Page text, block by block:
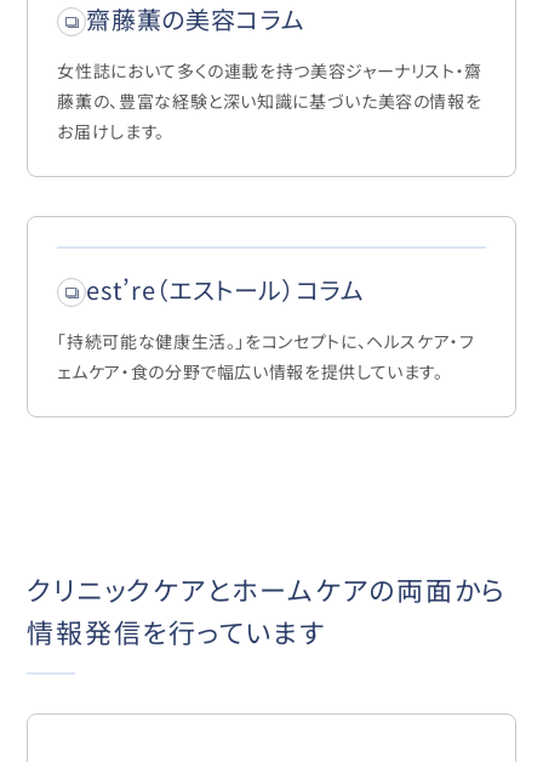
齋藤薫の美容コラム
女性誌において多くの連載を持つ美容ジャーナリスト・齋
藤薫の、豊富な経験と深い知識に基づいた美容の情報を
お届けします。
est’re（エストール）コラム
「持続可能な健康生活。」をコンセプトに、ヘルスケア・フ
ェムケア・食の分野で幅広い情報を提供しています。
クリニックケアとホームケアの両面から
情報発信を行っています